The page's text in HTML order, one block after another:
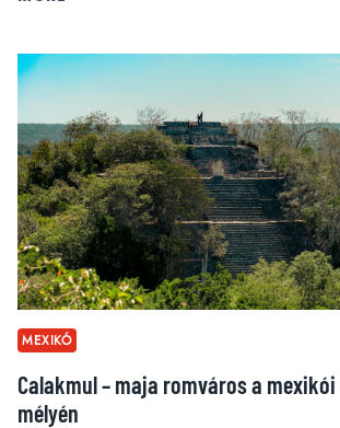
30
NAP
ALATT
–
CEYLON
TRAVELOGUE
MEXIKÓ
Calakmul – maja romváros a mexikói
mélyén